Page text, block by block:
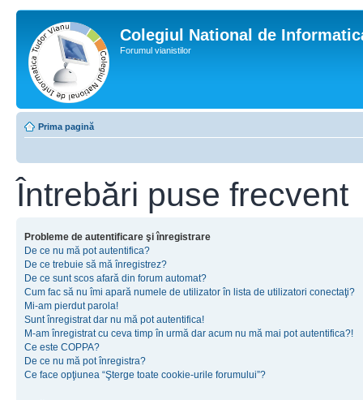
Colegiul National de
Forumul vianistilor
Prima pagină
Întrebări puse frecvent
Probleme de autentificare şi înregistrare
De ce nu mă pot autentifica?
De ce trebuie să mă înregistrez?
De ce sunt scos afară din forum automat?
Cum fac să nu îmi apară numele de utilizator în lista de utilizatori conectaţi?
Mi-am pierdut parola!
Sunt înregistrat dar nu mă pot autentifica!
M-am înregistrat cu ceva timp în urmă dar acum nu mă mai pot autentifica?!
Ce este COPPA?
De ce nu mă pot înregistra?
Ce face opţiunea “Şterge toate cookie-urile forumului”?